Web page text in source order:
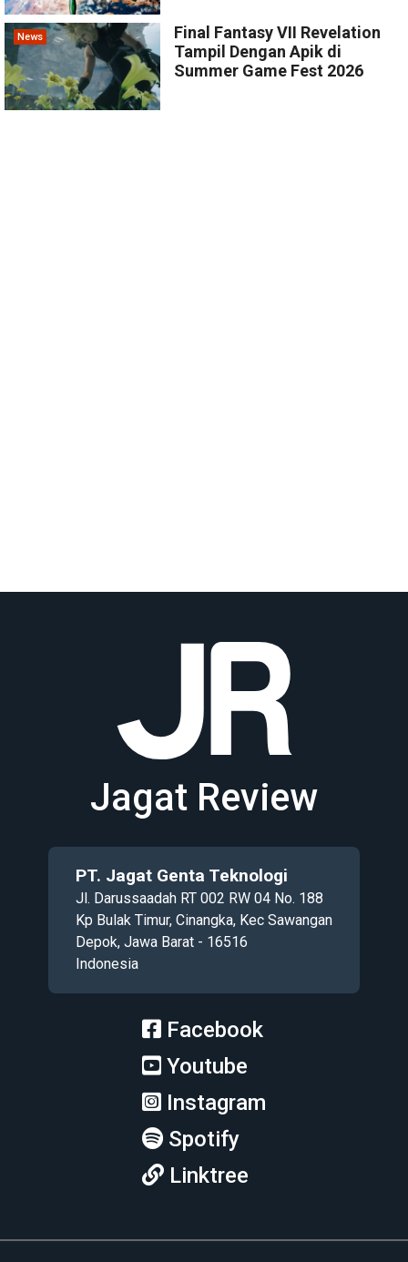
News
Final Fantasy VII Revelation
Tampil Dengan Apik di
Summer Game Fest 2026
Jagat Review
PT. Jagat Genta Teknologi
Jl. Darussaadah RT 002 RW 04 No. 188
Kp Bulak Timur, Cinangka, Kec Sawangan
Depok, Jawa Barat - 16516
Indonesia
Facebook
Youtube
Instagram
Spotify
Linktree